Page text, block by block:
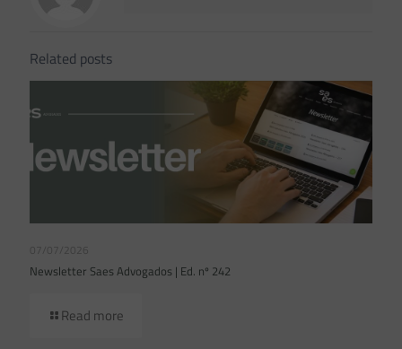
Related posts
07/07/2026
Newsletter Saes Advogados | Ed. nº 242
Read more